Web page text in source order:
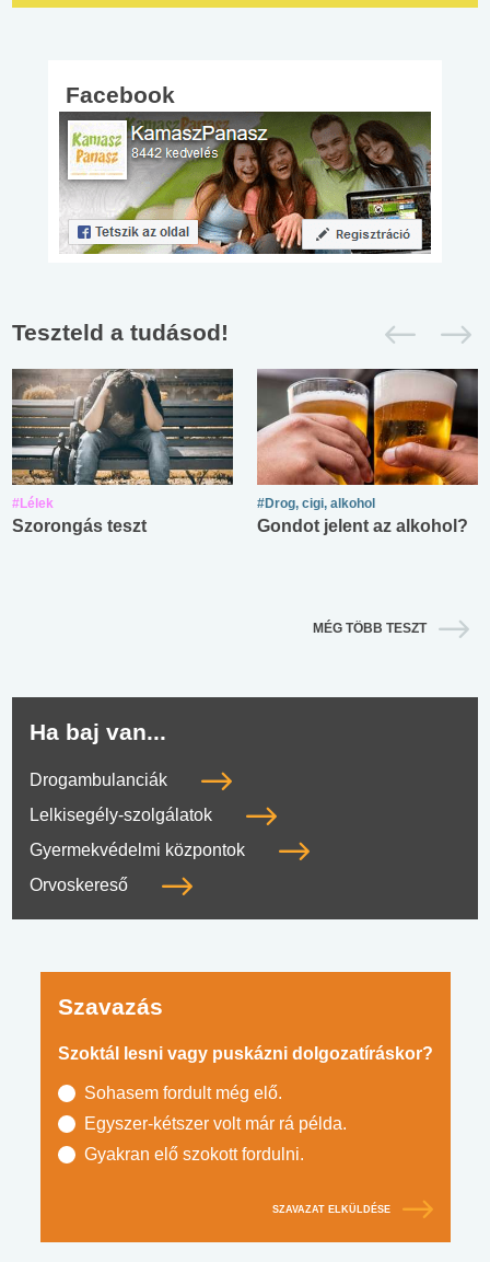
Facebook
Teszteld a tudásod!
#Lélek
Szorongás teszt
#Drog, cigi, alkohol
Gondot jelent az alkohol?
MÉG TÖBB TESZT
Ha baj van...
Drogambulanciák
Lelkisegély-szolgálatok
Gyermekvédelmi központok
Orvoskereső
Szavazás
Szoktál lesni vagy puskázni dolgozatíráskor?
Sohasem fordult még elő.
Egyszer-kétszer volt már rá példa.
Gyakran elő szokott fordulni.
SZAVAZAT ELKÜLDÉSE